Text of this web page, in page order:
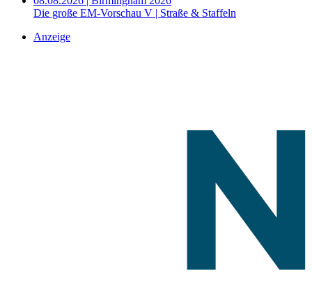
Die große EM-Vorschau V | Straße & Staffeln
Anzeige